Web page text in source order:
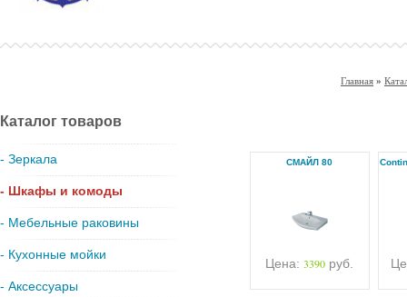
Главная »
Каталог товаров
- Зеркала
- Шкафы и комоды
- Мебельные раковины
- Кухонные мойки
- Аксессуары
СМАЙЛ 80
Цена: 3390 руб.